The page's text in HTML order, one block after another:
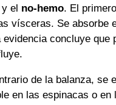
el no-hemo. El
vísceras. Se absorbe
concluye que
de la balanza, se
en las espinacas o